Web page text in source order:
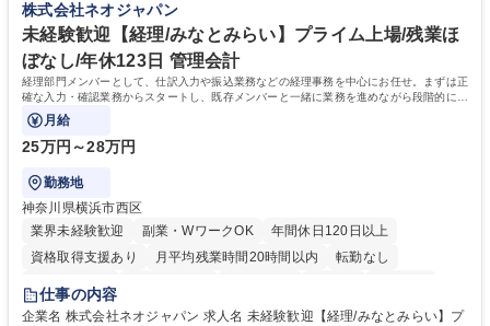
株式会社ネオジャパン
未経験歓迎【経理/みなとみらい】プライム上場/残業ほ
ぼなし/年休123日 管理会計
経理部門メンバーとして、仕訳入力や振込業務などの経理事務を中心にお任せ。まずは正
確な入力・確認業務からスタートし、既存メンバーと一緒に業務を進めながら段階的に経
理知識を身につけていただきます。
月給
25万円～28万円
勤務地
神奈川県横浜市西区
業界未経験歓迎
副業・WワークOK
年間休日120日以上
資格取得支援あり
月平均残業時間20時間以内
転勤なし
未経験者歓迎
完全週休2日制
交通費支給 駅近5分以内 土日祝休み
服装自由
仕事の内容
企業名 株式会社ネオジャパン 求人名 未経験歓迎【経理/みなとみらい】プ